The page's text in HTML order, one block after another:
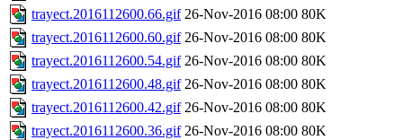
trayect.2016112600.66.gif 26-Nov-2016 08:00 80K
trayect.2016112600.60.gif 26-Nov-2016 08:00 80K
trayect.2016112600.54.gif 26-Nov-2016 08:00 80K
trayect.2016112600.48.gif 26-Nov-2016 08:00 80K
trayect.2016112600.42.gif 26-Nov-2016 08:00 80K
trayect.2016112600.36.gif 26-Nov-2016 08:00 80K